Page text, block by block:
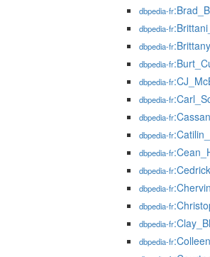
dbpedia-fr
dbpedia-fr
dbpedia-fr
dbpedia-fr
dbpedia-fr
dbpedia-fr
dbpedia-fr
dbpedia-fr
dbpedia-fr
dbpedia-fr
dbpedia-fr
dbpedia-fr
dbpedia-fr
dbpedia-fr